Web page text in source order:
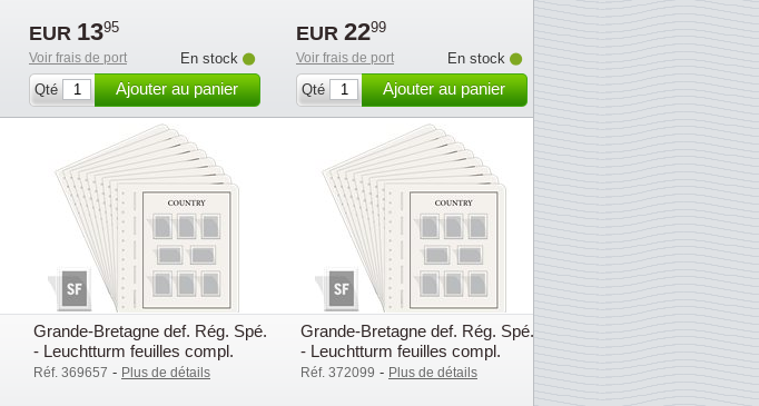
EUR 1395
Voir frais de port
En stock
Qté
Ajouter au panier
EUR 2299
Voir frais de port
En stock
Qté
Ajouter au panier
Grande-Bretagne def. Rég. Spé.
- Leuchtturm feuilles compl.
avec poch. (SF) - 2022
Réf. 369657 - Plus de détails
Grande-Bretagne def. Rég. Spé.
- Leuchtturm feuilles compl.
avec poch. (SF) - 2023
Réf. 372099 - Plus de détails